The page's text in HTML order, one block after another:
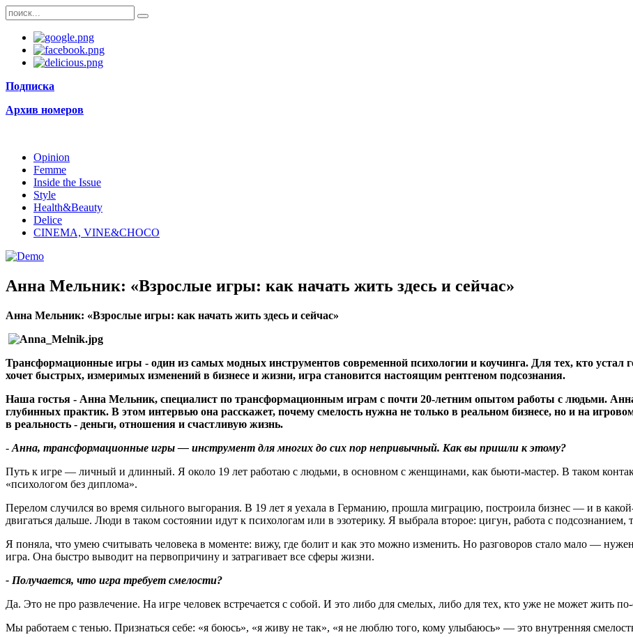
Подписка
Архив номеров
Opinion
Femme
Inside the Issue
Style
Health&Beauty
Delice
CINEMA, VINE&CHOCO
Анна Мельник: «Взрослые игры: как начать жить здесь и сейчас»
Анна Мельник: «Взрослые игры: как начать жить здесь и сейчас»
Трансформационные игры - один из самых модных инструментов современной психологии и коучинга. Для тех, кто устал
хочет быстрых, измеримых изменений в бизнесе и жизни, игра становится настоящим рентгеном подсознания.
Наша гостья - Анна Мельник, специалист по трансформационным играм с почти 20-летним опытом работы с людьми.
глубинных практик. В этом интервью она расскажет, почему смелость нужна не только в реальном бизнесе, но и на
в реальность - деньги, отношения и счастливую жизнь.
- Анна, трансформационные игры — инструмент для многих до сих пор непривычный. Как вы пришли к этому?
Путь к игре — личный и длинный. Я около 19 лет работаю с людьми, в основном с женщинами, как бьюти-мастер. В таком
«психологом без диплома».
Перелом случился во время сильного выгорания. В 19 лет я уехала в Германию, прошла миграцию, построила бизнес — и в
двигаться дальше. Люди в таком состоянии идут к психологам или в эзотерику. Я выбрала второе: цигун, работа с подсознанием,
Я поняла, что умею считывать человека в моменте: вижу, где болит и как это можно изменить. Но разговоров стало мало —
игра. Она быстро выводит на первопричину и затрагивает все сферы жизни.
- Получается, что игра требует смелости?
Да. Это не про развлечение. На игре человек встречается с собой. И это либо для смелых, либо для тех, кто уже не может жить по-
Мы работаем с тенью. Признаться себе: «я боюсь», «я живу не так», «я не люблю того, кому улыбаюсь» — это внутренняя